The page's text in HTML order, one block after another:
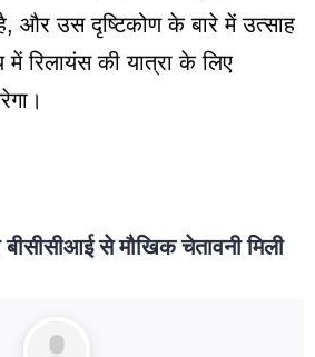
और उस दृष्टिकोण के बारे में उत्साह
में रिलायंस की यात्रा के लिए
बीसीसीआई से मौखिक चेतावनी मिली